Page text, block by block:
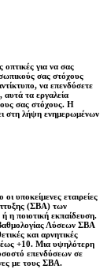
για να σας
σας στόχους
να επενδύσετε
αυτά τα εργαλεία
σας στόχους. Η
στη λήψη ενημερωμένων
υποκείμενες εταιρείες
(ΣΒΑ) των
η ποιοτική εκπαίδευση.
Λύσεων ΣΒΑ
και αρνητικές
έως +10. Μια υψηλότερη
επενδύσεων σε
με τους ΣΒΑ.